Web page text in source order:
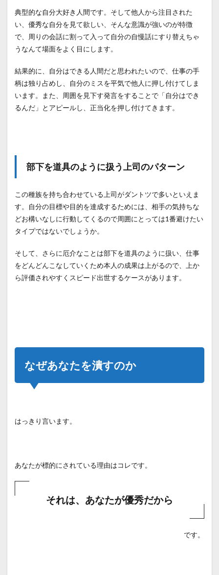
者な
のか
3
優秀
な若
潰さ
前に
でき
る対
処法
気を
もつ
3.2
潰さ
れる
潰し
まう
こと
3.3
こと
3.4
かく
優秀
目指
す
の悩
みを
典型的な自分大好き人間です。そして他人から注目された
い、優秀な自分を見て欲しい、そんな意識が強いのが特徴
で、周りの会話に割って入って自分の自慢話にすり替えちゃ
うなんて場面をよく目にします。
結果的に、自分はできる人間だと思われたいので、仕事の手
柄は独り占めし、自分のミスを平気で他人に押し付けてしま
います。また、周囲を見下す発言をすることで「自分はでき
るんだ」とアピールし、正当化を押し付けてきます。
部下を道具のように扱う上司のパターン
この種族を持ち合わせている上司がダントツで多いといえま
す。自分の目標や目的を達成するためには、相手の気持ちな
どお構いなしに行動してくるので周囲にとっては1番避けたい
タイプではないでしょうか。
そして、さらに厄介なことは部下を道具のように扱い、仕事
をどんどんこなしていくため本人の成果は上がるので、上か
ら評価されやすくスピード出世するケースがあります。
なぜあなたを潰すのか
はっきり言います。
あなたが標的にされている理由はコレです。
それは、あなたが優秀だから
です。